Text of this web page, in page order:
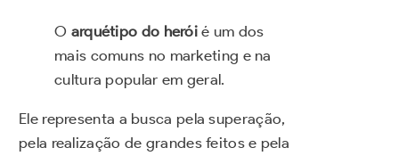
O arquétipo do herói é um dos
mais comuns no marketing e na
cultura popular em geral.
Ele representa a busca pela superação,
pela realização de grandes feitos e pela